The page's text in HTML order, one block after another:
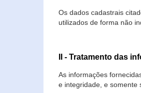
Os dados cadastrais
utilizados de forma não
II - Tratamento das
As informações
e integridade, e somente